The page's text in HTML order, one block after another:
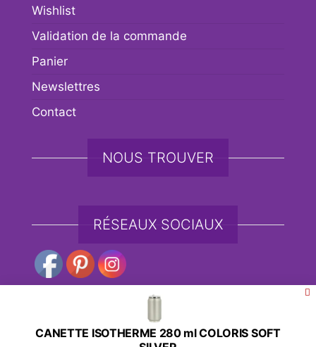
Wishlist
Validation de la commande
Panier
Newslettres
Contact
NOUS TROUVER
RÉSEAUX SOCIAUX
Fièrement propulsé parWordPress |Thème :Envo
CANETTE ISOTHERME 280 ml COLORIS SOFT